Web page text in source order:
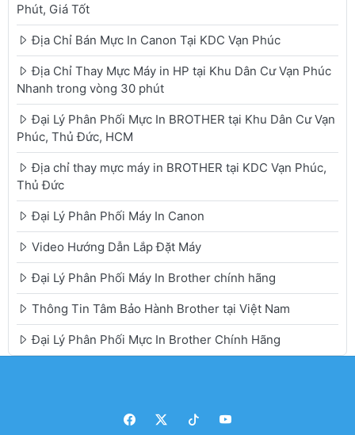
Phút, Giá Tốt
Địa Chỉ Bán Mực In Canon Tại KDC Vạn Phúc
Địa Chỉ Thay Mực Máy in HP tại Khu Dân Cư Vạn Phúc
Nhanh trong vòng 30 phút
Đại Lý Phân Phối Mực In BROTHER tại Khu Dân Cư Vạn
Phúc, Thủ Đức, HCM
Địa chỉ thay mực máy in BROTHER tại KDC Vạn Phúc,
Thủ Đức
Đại Lý Phân Phối Máy In Canon
Video Hướng Dẫn Lắp Đặt Máy
Đại Lý Phân Phối Máy In Brother chính hãng
Thông Tin Tâm Bảo Hành Brother tại Việt Nam
Đại Lý Phân Phối Mực In Brother Chính Hãng